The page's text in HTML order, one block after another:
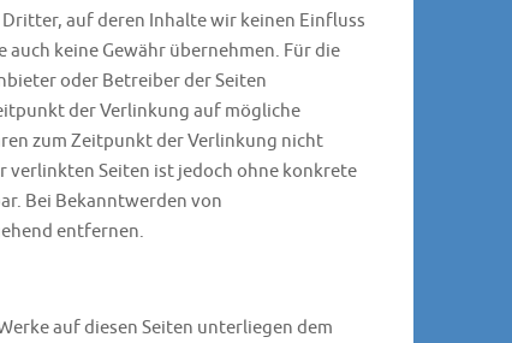
auf deren Inhalte wir keinen Einfluss
keine Gewähr übernehmen. Für die
oder Betreiber der Seiten
der Verlinkung auf mögliche
zum Zeitpunkt der Verlinkung nicht
verlinkten Seiten ist jedoch ohne konkrete
Bei Bekanntwerden von
entfernen.
auf diesen Seiten unterliegen dem